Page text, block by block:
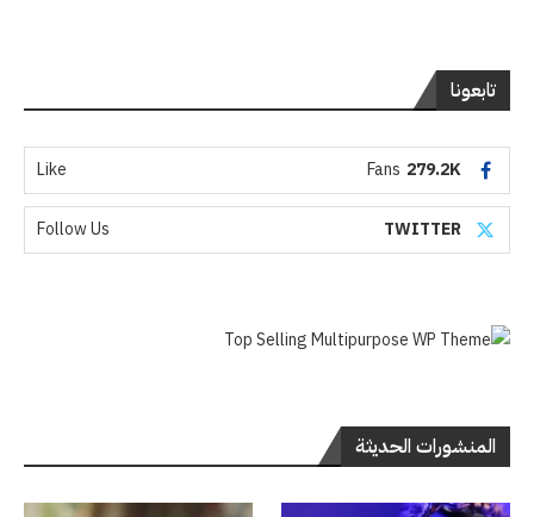
تابعونا
279.2K
Fans
Like
TWITTER
Follow Us
المنشورات الحديثة